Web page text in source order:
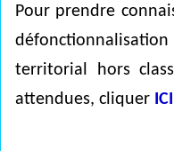
Pour prendre
territorial hors
attendues, cliquer ICI